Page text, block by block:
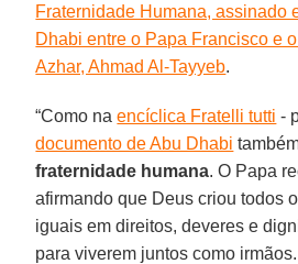
Fraternidade Humana, assinado
Dhabi entre o Papa Francisco e
Azhar, Ahmad Al-Tayyeb.
“Como naencíclica Fratelli tutti -
documento de Abu Dhabi
fraternidade humana. O Papa
afirmando que Deus criou todos
iguais em direitos, deveres e
para viverem juntos como